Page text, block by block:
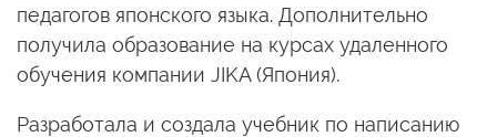
педагогов японского языка. Дополнительно
получила образование на курсах удаленного
обучения компании JIKA (Япония).
Разработала и создала учебник по написанию